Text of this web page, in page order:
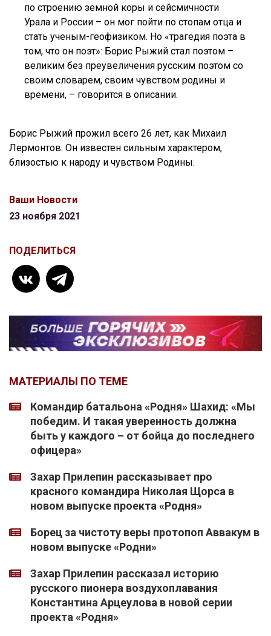
по строению земной коры и сейсмичности
Урала и России – он мог пойти по стопам отца и
стать ученым-геофизиком. Но «трагедия поэта в
том, что он поэт»: Борис Рыжий стал поэтом –
великим без преувеличения русским поэтом со
своим словарем, своим чувством родины и
времени, – говорится в описании.
Борис Рыжий прожил всего 26 лет, как Михаил
Лермонтов. Он известен сильным характером,
близостью к народу и чувством Родины.
Ваши Новости
23 ноября 2021
ПОДЕЛИТЬСЯ
МАТЕРИАЛЫ ПО ТЕМЕ
Командир батальона «Родня» Шахид: «Мы
победим. И такая уверенность должна
быть у каждого – от бойца до последнего
офицера»
Захар Прилепин рассказывает про
красного командира Николая Щорса в
новом выпуске проекта «Родня»
Борец за чистоту веры протопоп Аввакум в
новом выпуске «Родни»
Захар Прилепин рассказал историю
русского пионера воздухоплавания
Константина Арцеулова в новой серии
проекта «Родня»